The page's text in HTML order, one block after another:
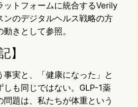
ットフォームに統合するVerily
ンのデジタルヘルス戦略の方
きとして参照。
】
事実と、「健康になった」と
しも同じではない。GLP-1薬
問題は、私たちが体重という